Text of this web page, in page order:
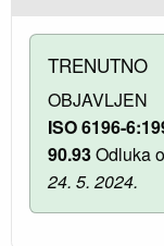
TRENUTNO
OBJAVLJEN
ISO 6196-
90.93Odluka
24. 5. 2024.